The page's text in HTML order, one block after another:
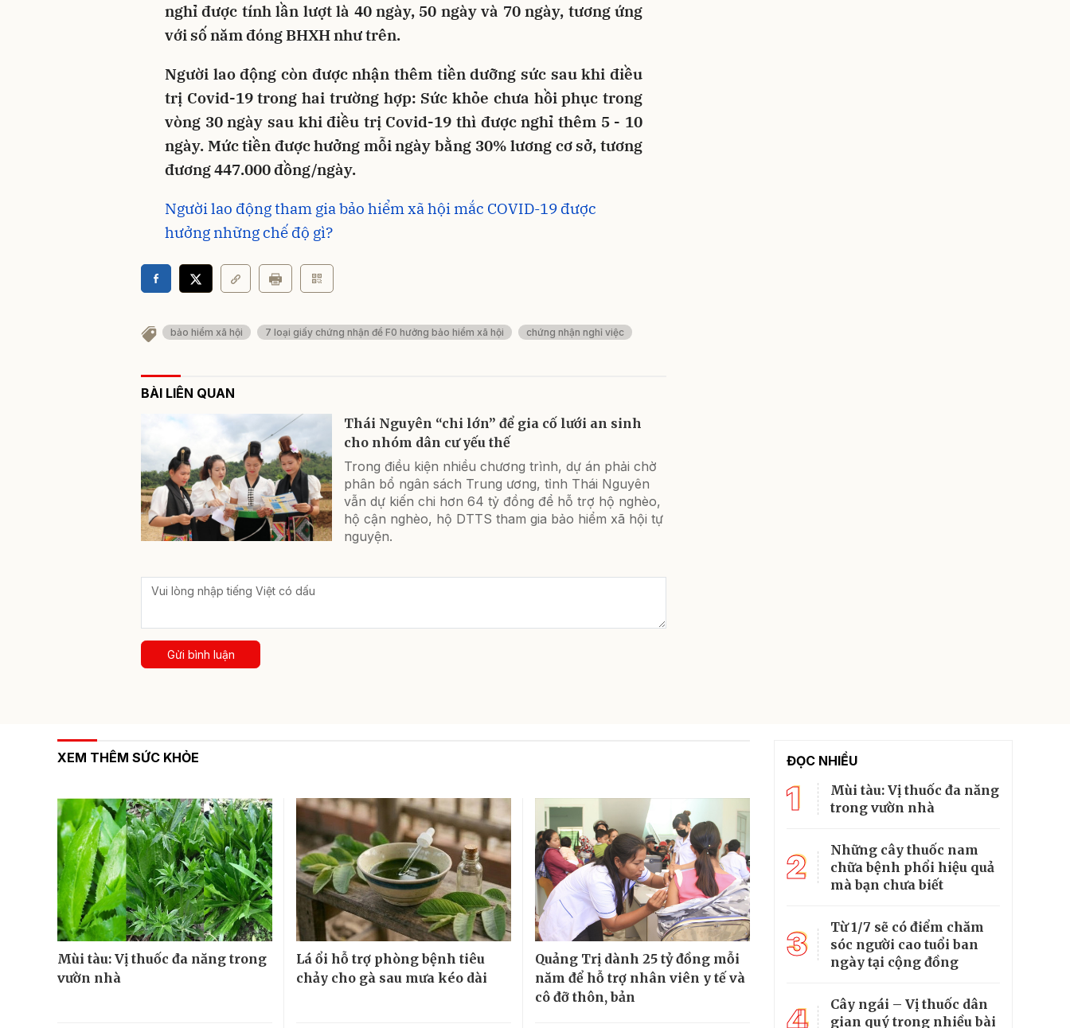
nghỉ được tính lần lượt là 40 ngày, 50 ngày và 70 ngày, tương ứng
với số năm đóng BHXH như trên.
Người lao động còn được nhận thêm tiền dưỡng sức sau khi điều
trị Covid-19 trong hai trường hợp: Sức khỏe chưa hồi phục trong
vòng 30 ngày sau khi điều trị Covid-19 thì được nghỉ thêm 5 - 10
ngày. Mức tiền được hưởng mỗi ngày bằng 30% lương cơ sở, tương
đương 447.000 đồng/ngày.
Người lao động tham gia bảo hiểm xã hội mắc COVID-19 được
hưởng những chế độ gì?
bảo hiểm xã hội 7 loại giấy chứng nhận để F0 hưởng bảo hiểm xã hội chứng nhận nghỉ việc
BÀI LIÊN QUAN
Thái Nguyên “chi lớn” để gia cố lưới an sinh
cho nhóm dân cư yếu thế
Trong điều kiện nhiều chương trình, dự án phải chờ
phân bổ ngân sách Trung ương, tỉnh Thái Nguyên
vẫn dự kiến chi hơn 64 tỷ đồng để hỗ trợ hộ nghèo,
hộ cận nghèo, hộ DTTS tham gia bảo hiểm xã hội tự
nguyện.
Gửi bình luận
XEM THÊM SỨC KHỎE
Mùi tàu: Vị thuốc đa năng trong
vườn nhà
Lá ổi hỗ trợ phòng bệnh tiêu
chảy cho gà sau mưa kéo dài
Quảng Trị dành 25 tỷ đồng mỗi
năm để hỗ trợ nhân viên y tế và
cô đỡ thôn, bản
ĐỌC NHIỀU
1
Mùi tàu: Vị thuốc đa năng
trong vườn nhà
2
Những cây thuốc nam
chữa bệnh phổi hiệu quả
mà bạn chưa biết
3
Từ 1/7 sẽ có điểm chăm
sóc người cao tuổi ban
ngày tại cộng đồng
Cây ngái – Vị thuốc dân
gian quý trong nhiều bài